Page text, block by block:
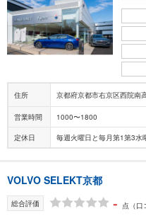
住所 京都府京都市右京区西院南
営業時間 1000〜1800
定休日 毎週火曜日と毎月第1第3水
VOLVO SELEKT京都
総合評価 - 点 （